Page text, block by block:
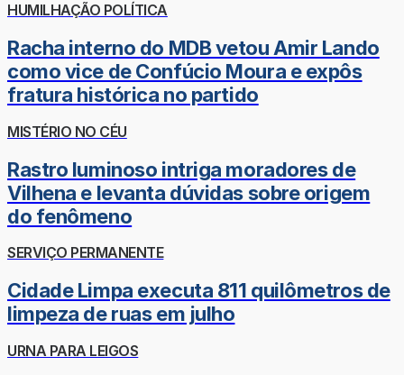
HUMILHAÇÃO POLÍTICA
Racha interno do MDB vetou Amir Lando
como vice de Confúcio Moura e expôs
fratura histórica no partido
MISTÉRIO NO CÉU
Rastro luminoso intriga moradores de
Vilhena e levanta dúvidas sobre origem
do fenômeno
SERVIÇO PERMANENTE
Cidade Limpa executa 811 quilômetros de
limpeza de ruas em julho
URNA PARA LEIGOS